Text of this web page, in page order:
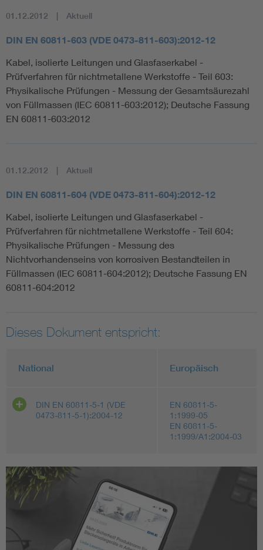
01.12.2012 Aktuell
DIN EN 60811-603 (VDE 0473-811-603):2012-12
Kabel, isolierte Leitungen und Glasfaserkabel -
Prüfverfahren für nichtmetallene Werkstoffe - Teil 603:
Physikalische Prüfungen - Messung der Gesamtsäurezahl
von Füllmassen (IEC 60811-603:2012); Deutsche Fassung
EN 60811-603:2012
01.12.2012 Aktuell
DIN EN 60811-604 (VDE 0473-811-604):2012-12
Kabel, isolierte Leitungen und Glasfaserkabel -
Prüfverfahren für nichtmetallene Werkstoffe - Teil 604:
Physikalische Prüfungen - Messung des
Nichtvorhandenseins von korrosiven Bestandteilen in
Füllmassen (IEC 60811-604:2012); Deutsche Fassung EN
60811-604:2012
Dieses Dokument entspricht:
National Europäisch
DIN EN 60811-5-1 (VDE
0473-811-5-1):2004-12
EN 60811-5-
1:1999-05
EN 60811-5-
1:1999/A1:2004-03